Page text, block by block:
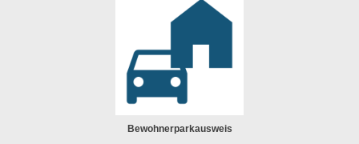
Bewohnerparkausweis